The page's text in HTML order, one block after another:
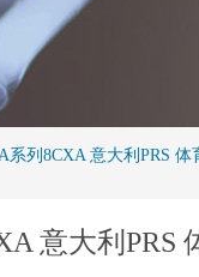
系列8CXA 意大利PRS
意大利PRS